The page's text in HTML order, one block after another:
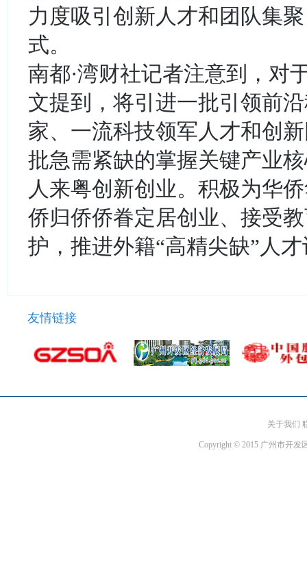
力度吸引创新人才和团队集
式。
南都·湾财社记者注意到，对
文提到，将引进一批引领前
家、一流科技领军人才和创
批急需紧缺的掌握关键产业
人来粤创新创业。积极为华
侨归侨侨眷定居创业、接受
护，推进外籍“高精尖缺”人
友情链接
关于我们
Copyright © 2015 广州市开发